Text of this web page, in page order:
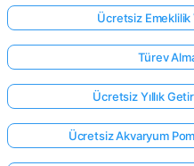
Ücretsiz Emeklilik
Türev
Ücretsiz Yıllık
Ücretsiz Akvaryum